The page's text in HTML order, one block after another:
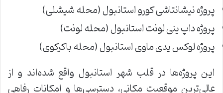
پروژه نیشانتاشی کورو استانبول (محله شیشلی)
پروژه داپ ینی لونت استانبول (محله لونت)
پروژه لوکس یدی ماوی استانبول (محله باکرکوی)
این پروژه‌ها در قلب شهر استانبول واقع‌ شده‌اند و از